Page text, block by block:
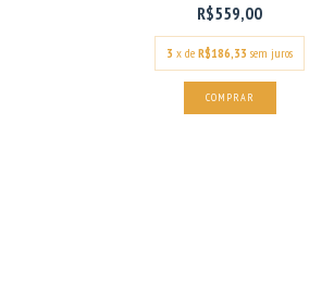
R$559,00
3 x de R$186,33 sem juros
COMPRAR